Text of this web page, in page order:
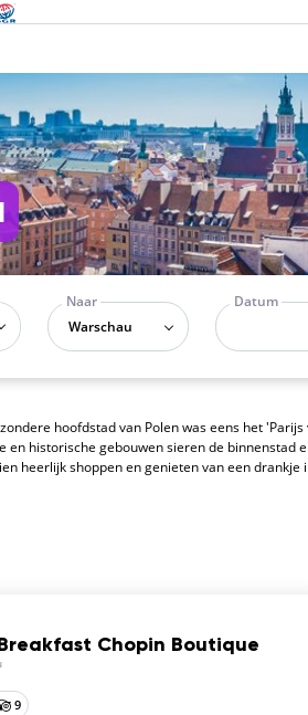
Naar
Warschau
Datum
hoofdstad van Polen was eens het
historische gebouwen sieren de binnenstad
heerlijk shoppen en genieten van een
Chopin Boutique
9